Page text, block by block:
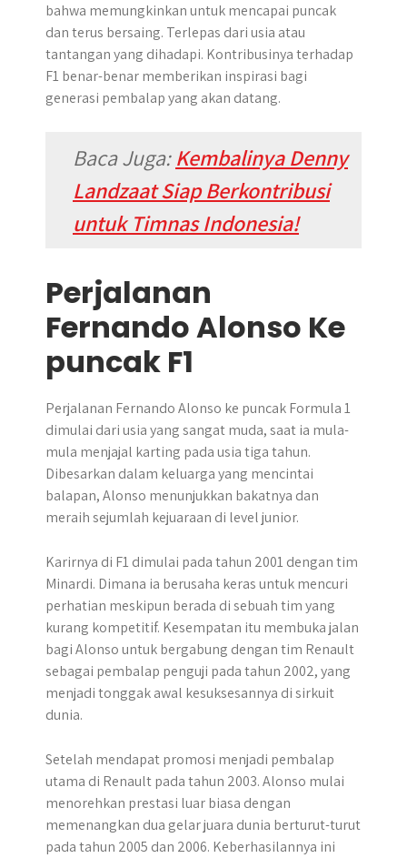
bahwa memungkinkan untuk mencapai puncak
dan terus bersaing. Terlepas dari usia atau
tantangan yang dihadapi.​ Kontribusinya terhadap
F1 benar-benar memberikan inspirasi bagi
generasi pembalap yang akan datang.
Baca Juga:Kembalinya Denny
Landzaat Siap Berkontribusi
untuk Timnas Indonesia!
Perjalanan
Fernando Alonso Ke
puncak F1
Perjalanan Fernando Alonso ke puncak Formula 1
dimulai dari usia yang sangat muda, saat ia mula-
mula menjajal karting pada usia tiga tahun.
Dibesarkan dalam keluarga yang mencintai
balapan, Alonso menunjukkan bakatnya dan
meraih sejumlah kejuaraan di level junior.
Karirnya di F1 dimulai pada tahun 2001 dengan tim
Minardi. Dimana ia berusaha keras untuk mencuri
perhatian meskipun berada di sebuah tim yang
kurang kompetitif. Kesempatan itu membuka jalan
bagi Alonso untuk bergabung dengan tim Renault
sebagai pembalap penguji pada tahun 2002, yang
menjadi tonggak awal kesuksesannya di sirkuit
dunia.
​Setelah mendapat promosi menjadi pembalap
utama di Renault pada tahun 2003. Alonso mulai
menorehkan prestasi luar biasa dengan
memenangkan dua gelar juara dunia berturut-turut
pada tahun 2005 dan 2006. Keberhasilannya ini